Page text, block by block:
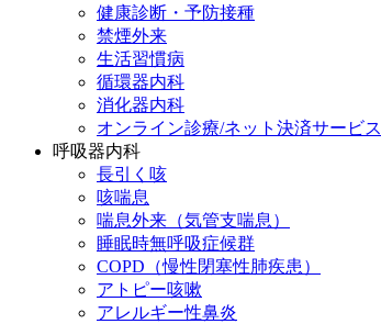
健康診断・予防接種
禁煙外来
生活習慣病
循環器内科
消化器内科
オンライン診療/ネット決済サービス
呼吸器内科
長引く咳
咳喘息
喘息外来（気管支喘息）
睡眠時無呼吸症候群
COPD（慢性閉塞性肺疾患）
アトピー咳嗽
アレルギー性鼻炎